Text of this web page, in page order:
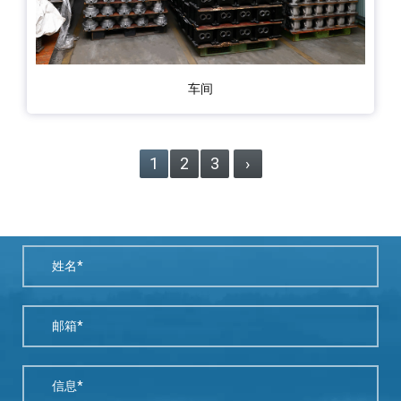
车间
1 2 3 ›